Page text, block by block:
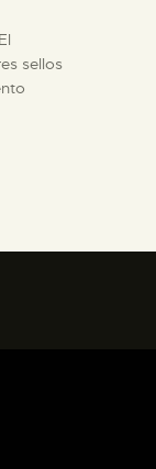
sellos